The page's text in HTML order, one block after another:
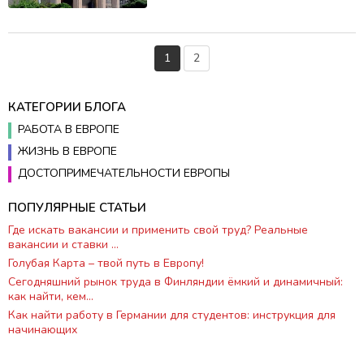
1 2
КАТЕГОРИИ БЛОГА
РАБОТА В ЕВРОПЕ
ЖИЗНЬ В ЕВРОПЕ
ДОСТОПРИМЕЧАТЕЛЬНОСТИ ЕВРОПЫ
ПОПУЛЯРНЫЕ СТАТЬИ
Где искать вакансии и применить свой труд? Реальные
вакансии и ставки ...
Голубая Карта – твой путь в Европу!
Сегодняшний рынок труда в Финляндии ёмкий и динамичный:
как найти, кем...
Как найти работу в Германии для студентов: инструкция для
начинающих